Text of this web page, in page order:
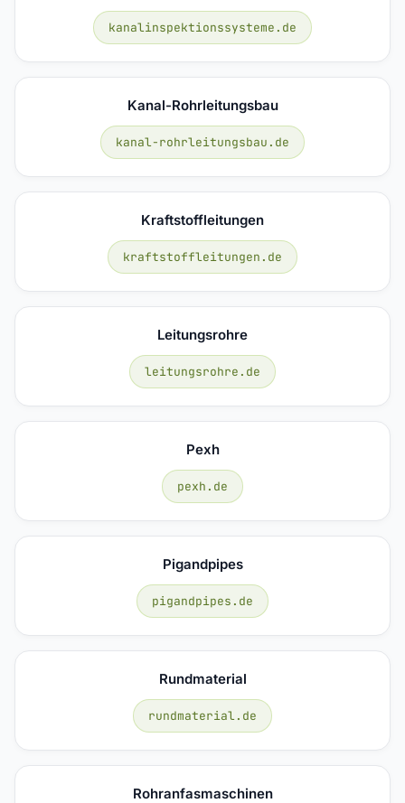
kanalinspektionssysteme.de
Kanal-Rohrleitungsbau
kanal-rohrleitungsbau.de
Kraftstoffleitungen
kraftstoffleitungen.de
Leitungsrohre
leitungsrohre.de
Pexh
pexh.de
Pigandpipes
pigandpipes.de
Rundmaterial
rundmaterial.de
Rohranfasmaschinen